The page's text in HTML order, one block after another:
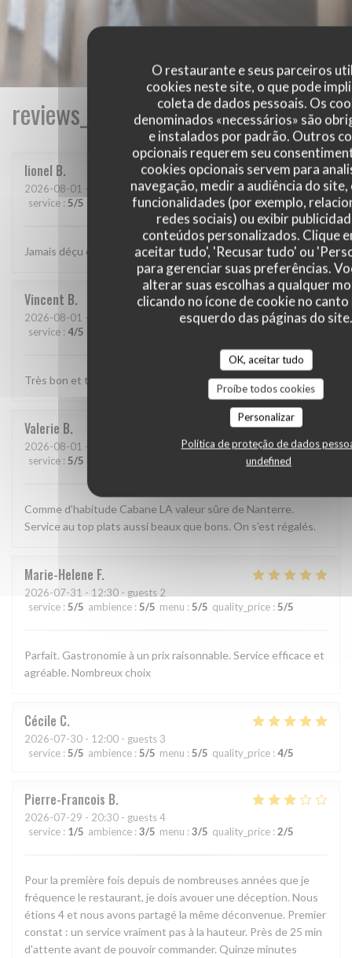
O restaurante e seus parceiros
cookies neste site, o que pode
coleta de dados pessoais. Os
denominados «necessários» são
e instalados por padrão. Outros
opcionais requerem seu
cookies opcionais servem para
navegação, medir a audiência do
funcionalidades (por exemplo,
redes sociais) ou exibir
conteúdos personalizados. Clique
aceitar tudo', 'Recusar tudo' ou
para gerenciar suas preferências.
alterar suas escolhas a qualquer
clicando no ícone de cookie no
esquerdo das páginas do site.
OK, aceitar tudo
Proíbe todos cookies
Personalizar
Política de proteção de dados
undefined
lionel B
2026-08-01 - 20:15 - guests 2
service : 5/5 :5/5 menu : 5 /5 quality_price: 5/5
Jamais déçu chez cabane.. jf Bury et ses lutins sont au top..
Vincent B
2026-08-01 - 20:30 - guests 4
service : 4/5
Très bon et très bien presenté
Valerie B
2026-08-01 - 13:15 - guests 2
service : 5/5 quality_price:5/5
Comme d’habitude Cabane LA valeur sûre de Nanterre.
Service au top plats aussi beaux que bons. On s’est régalés.
Marie-Helene F
2026-07-31 - 12:30 - guests 2
service : 5/5 ambience : 5/5 menu : 5/5 quality_price : 5/5
Parfait. Gastronomie à un prix raisonnable. Service efficace et
agréable. Nombreux choix
Cécile C
2026-07-30 - 12:00 - guests 3
service : 5/5 ambience : 5/5 menu : 5/5 quality_price : 4/5
Pierre-Francois B
2026-07-29 - 20:30 - guests 4
service : 1/5 ambience : 3/5 menu : 3/5 quality_price : 2/5
Pour la première fois depuis de nombreuses années que je
fréquence le restaurant, je dois avouer une déception. Nous
étions 4 et nous avons partagé la même déconvenue. Premier
constat : un service vraiment pas à la hauteur. Près de 25 min
d'attente avant de pouvoir commander. Quinze minutes